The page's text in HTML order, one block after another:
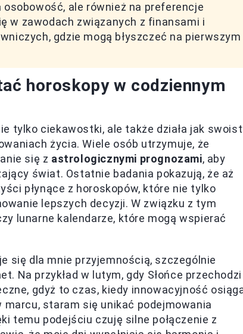
osobowość, ale również na preferencje
w zawodach związanych z finansami i
gdzie mogą błyszczeć na pierwszym
horoskopy w codziennym
tylko ciekawostki, ale także działa jak
życia. Wiele osób utrzymuje, że
się z astrologicznymi prognozami, aby
świat. Ostatnie badania pokazują, że aż
płynące z horoskopów, które nie tylko
lepszych decyzji. W związku z tym
lunarne kalendarze, które mogą wspierać
się dla mnie przyjemnością, szczególnie
Na przykład w lutym, gdy Słońce przechodzi
gdyż to czas, kiedy innowacyjność
staram się unikać podejmowania
temu podejściu czuję silne połączenie z